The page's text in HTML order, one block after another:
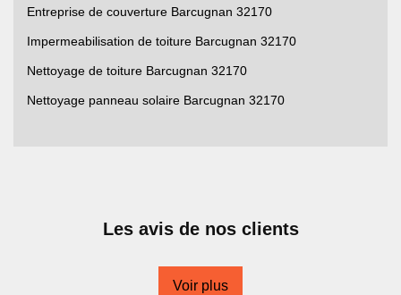
Entreprise de couverture Barcugnan 32170
Impermeabilisation de toiture Barcugnan 32170
Nettoyage de toiture Barcugnan 32170
Nettoyage panneau solaire Barcugnan 32170
Les avis de nos clients
Voir plus